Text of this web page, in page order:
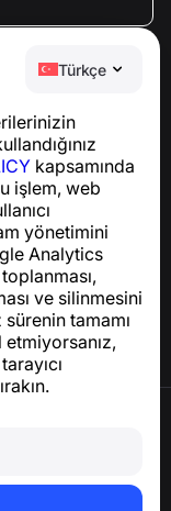
Türkçe
kapsamında
işlem, web
yönetimini
Analytics
ve silinmesini
sürenin tamamı
kolay bir